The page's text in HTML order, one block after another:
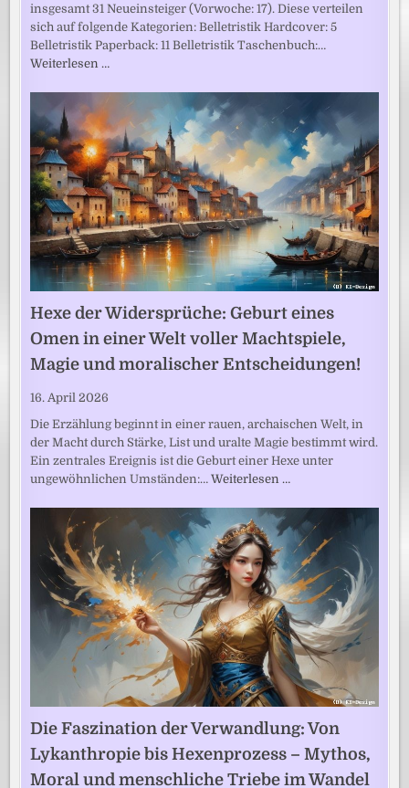
insgesamt 31 Neueinsteiger (Vorwoche: 17). Diese verteilen
sich auf folgende Kategorien: Belletristik Hardcover: 5
Belletristik Paperback: 11 Belletristik Taschenbuch:…
Weiterlesen …
Hexe der Widersprüche: Geburt eines
Omen in einer Welt voller Machtspiele,
Magie und moralischer Entscheidungen!
16. April 2026
Die Erzählung beginnt in einer rauen, archaischen Welt, in
der Macht durch Stärke, List und uralte Magie bestimmt wird.
Ein zentrales Ereignis ist die Geburt einer Hexe unter
ungewöhnlichen Umständen:…Weiterlesen …
Die Faszination der Verwandlung: Von
Lykanthropie bis Hexenprozess – Mythos,
Moral und menschliche Triebe im Wandel